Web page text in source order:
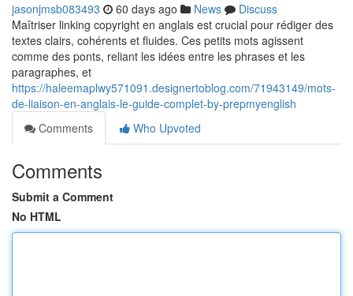
jasonjmsb083493 60 days ago News
Discuss
Maîtriser linking copyright en anglais est crucial pour rédiger des
textes clairs, cohérents et fluides. Ces petits mots agissent
comme des ponts, reliant les idées entre les phrases et les
paragraphes, et
https://haleemaplwy571091.designertoblog.com/71943149/mots-
de-liaison-en-anglais-le-guide-complet-by-prepmyenglish
Comments
Who Upvoted
Comments
Submit a Comment
No HTML